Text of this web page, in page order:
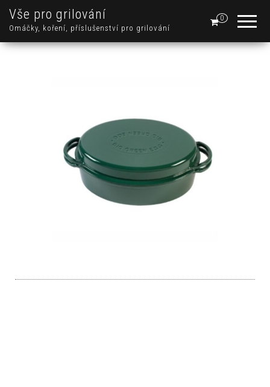
Vše pro grilování
Omáčky, koření, příslušenství pro grilování
0